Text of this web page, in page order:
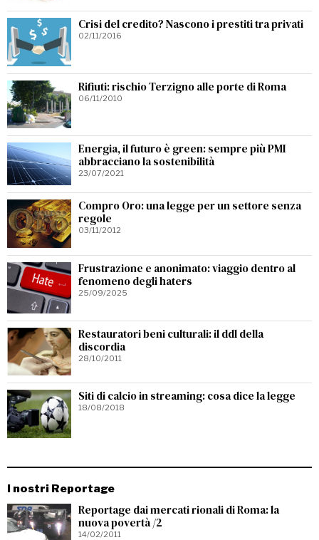
Crisi del credito? Nascono i prestiti tra privati
02/11/2016
Rifiuti: rischio Terzigno alle porte di Roma
06/11/2010
Energia, il futuro è green: sempre più PMI
abbracciano la sostenibilità
23/07/2021
Compro Oro: una legge per un settore senza
regole
03/11/2012
Frustrazione e anonimato: viaggio dentro al
fenomeno degli haters
25/09/2025
Restauratori beni culturali: il ddl della
discordia
28/10/2011
Siti di calcio in streaming: cosa dice la legge
18/08/2018
I nostri Reportage
Reportage dai mercati rionali di Roma: la
nuova povertà /2
14/02/2011